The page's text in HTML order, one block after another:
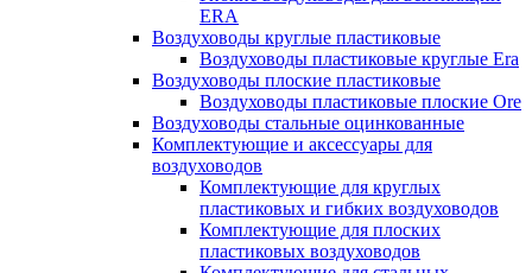
ERA
Воздуховоды круглые пластиковые
Воздуховоды пластиковые круглые Era
Воздуховоды плоские пластиковые
Воздуховоды пластиковые плоские Ore
Воздуховоды стальные оцинкованные
Комплектующие и аксессуары для
воздуховодов
Комплектующие для круглых
пластиковых и гибких воздуховодов
Комплектующие для плоских
пластиковых воздуховодов